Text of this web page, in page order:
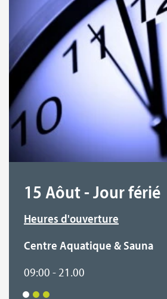
15 Aôut - Jour férié
Heures d'ouverture
Centre Aquatique & Sauna
09:00 - 21.00